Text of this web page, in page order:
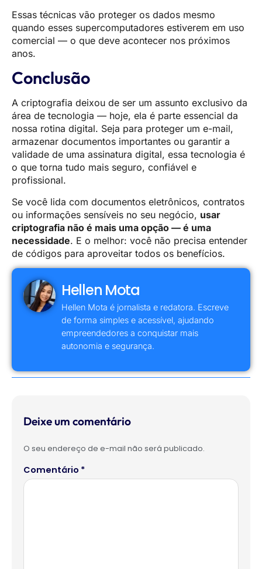
Essas técnicas vão proteger os dados mesmo
quando esses supercomputadores estiverem em uso
comercial — o que deve acontecer nos próximos
anos.
Conclusão
A criptografia deixou de ser um assunto exclusivo da
área de tecnologia — hoje, ela é parte essencial da
nossa rotina digital. Seja para proteger um e-mail,
armazenar documentos importantes ou garantir a
validade de uma assinatura digital, essa tecnologia é
o que torna tudo mais seguro, confiável e
profissional.
Se você lida com documentos eletrônicos, contratos
ou informações sensíveis no seu negócio, usar
criptografia não é mais uma opção — é uma
necessidade. E o melhor: você não precisa entender
de códigos para aproveitar todos os benefícios.
Hellen Mota
Hellen Mota é jornalista e redatora. Escreve
de forma simples e acessível, ajudando
empreendedores a conquistar mais
autonomia e segurança.
Deixe um comentário
O seu endereço de e-mail não será publicado.
Comentário *